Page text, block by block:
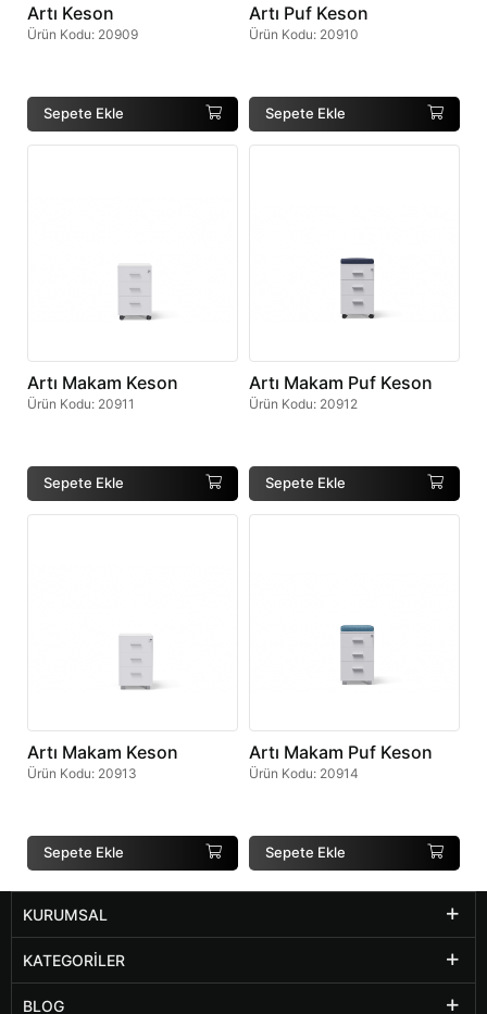
Artı Keson
Ürün Kodu: 20909
Sepete Ekle
Artı Puf Keson
Ürün Kodu: 20910
Sepete Ekle
Artı Makam Keson
Ürün Kodu: 20911
Sepete Ekle
Artı Makam Puf Keson
Ürün Kodu: 20912
Sepete Ekle
Artı Makam Keson
Ürün Kodu: 20913
Sepete Ekle
Artı Makam Puf Keson
Ürün Kodu: 20914
Sepete Ekle
KURUMSAL
KATEGORILER
BLOG